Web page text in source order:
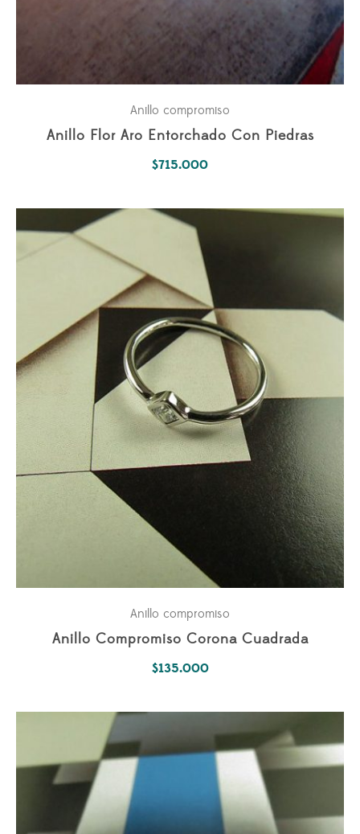
Anillo compromiso
Anillo Flor Aro Entorchado Con Piedras
$715.000
Anillo compromiso
Anillo Compromiso Corona Cuadrada
$135.000